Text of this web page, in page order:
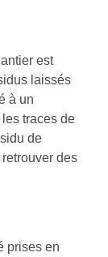
est
laissés
à un
traces de
de
des
prises en